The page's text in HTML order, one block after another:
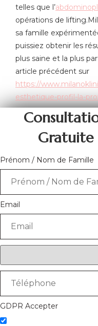
telles que l’
opérations de
sa famille
puissiez obtenir les
plus saine et la plus
article précédent sur
https://
esthetique-profil-la-
Gratuite
Prénom / Nom de Famille
Email
GDPR Accepter